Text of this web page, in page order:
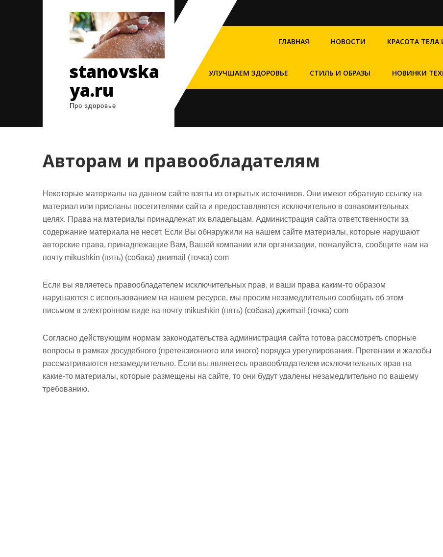
stanovska
ya.ru
Про здоровье
ГЛАВНАЯ НОВОСТИ КРАСОТА ТЕЛА
УЛУЧШАЕМ ЗДОРОВЬЕ СТИЛЬ И ОБРАЗЫ НОВИНКИ
Авторам и правообладателям
Некоторые материалы на данном сайте взяты из открытых источников. Они имеют обратную ссылку на
материал или присланы посетителями сайта и предоставляются исключительно в ознакомительных
целях. Права на материалы принадлежат их владельцам. Администрация сайта ответственности за
содержание материала не несет. Если Вы обнаружили на нашем сайте материалы, которые нарушают
авторские права, принадлежащие Вам, Вашей компании или организации, пожалуйста, сообщите нам на
почту mikushkin (пять) (собака) джиmail (точка) com
Если вы являетесь правообладателем исключительных прав, и ваши права каким-то образом
нарушаются с использованием на нашем ресурсе, мы просим незамедлительно сообщать об этом
письмом в электронном виде на почту mikushkin (пять) (собака) джиmail (точка) com
Согласно действующим нормам законодательства администрация сайта готова рассмотреть спорные
вопросы в рамках досудебного (претензионного или иного) порядка урегулирования. Претензии и жалобы
рассматриваются незамедлительно. Если вы являетесь правообладателем исключительных прав на
какие-то материалы, которые размещены на сайте, то они будут удалены незамедлительно по вашему
требованию.